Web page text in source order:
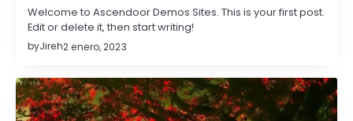
Welcome to Ascendoor Demos Sites. This is your first post.
Edit or delete it, then start writing!
byJireh2 enero, 2023